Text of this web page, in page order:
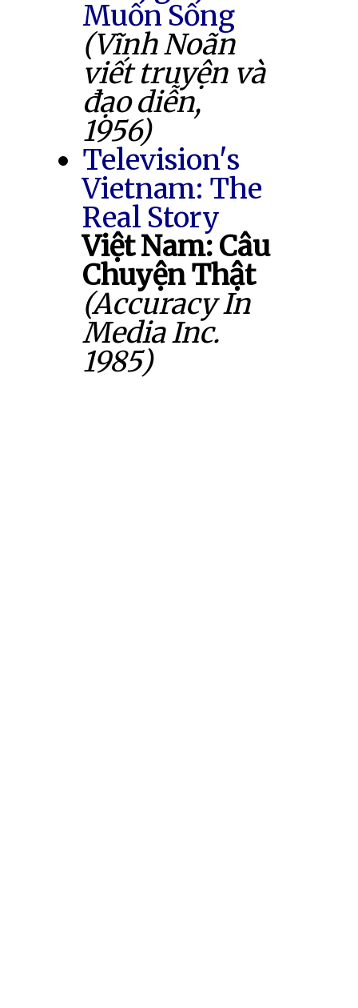
Muốn Sống
(Vĩnh Noãn
viết truyện và
đạo diễn,
1956)
Television's
Vietnam: The
Real Story
Việt Nam: Câu
Chuyện Thật
(Accuracy In
Media Inc.
1985)